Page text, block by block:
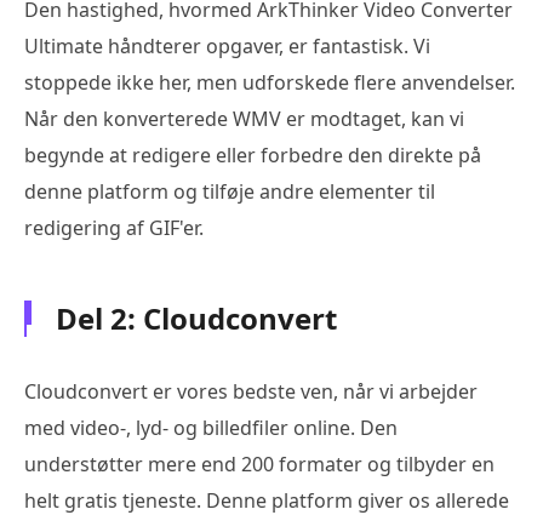
Den hastighed, hvormed ArkThinker Video Converter
Ultimate håndterer opgaver, er fantastisk. Vi
stoppede ikke her, men udforskede flere anvendelser.
Når den konverterede WMV er modtaget, kan vi
begynde at redigere eller forbedre den direkte på
denne platform og tilføje andre elementer til
redigering af GIF'er.
Del 2: Cloudconvert
Cloudconvert er vores bedste ven, når vi arbejder
med video-, lyd- og billedfiler online. Den
understøtter mere end 200 formater og tilbyder en
helt gratis tjeneste. Denne platform giver os allerede